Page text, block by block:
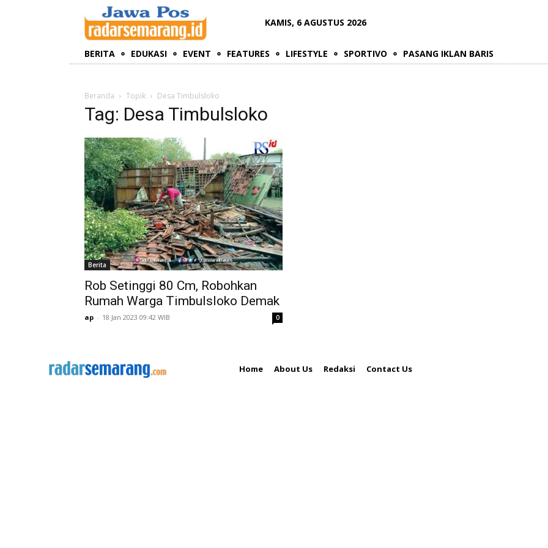
KAMIS, 6 AGUSTUS 2026
BERITA EDUKASI EVENT FEATURES LIFESTYLE SPORTIVO PASANG IKLAN BARIS
Beranda Topik Desa Timbulsloko
Tag: Desa Timbulsloko
Berita
Rob Setinggi 80 Cm, Robohkan
Rumah Warga Timbulsloko Demak
ap - 18 Jan 2023 09:42 WIB 0
Home About Us Redaksi Contact Us